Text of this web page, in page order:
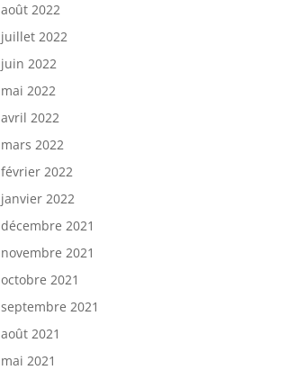
août 2022
juillet 2022
juin 2022
mai 2022
avril 2022
mars 2022
février 2022
janvier 2022
décembre 2021
novembre 2021
octobre 2021
septembre 2021
août 2021
mai 2021